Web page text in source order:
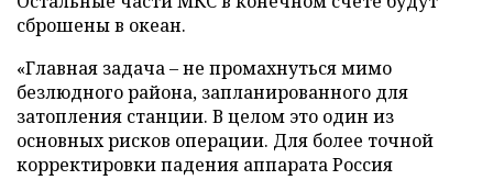
сброшены в океан.
«Главная задача – не промахнуться мимо
безлюдного района, запланированного для
затопления станции. В целом это один из
основных рисков операции. Для более точной
корректировки падения аппарата Россия